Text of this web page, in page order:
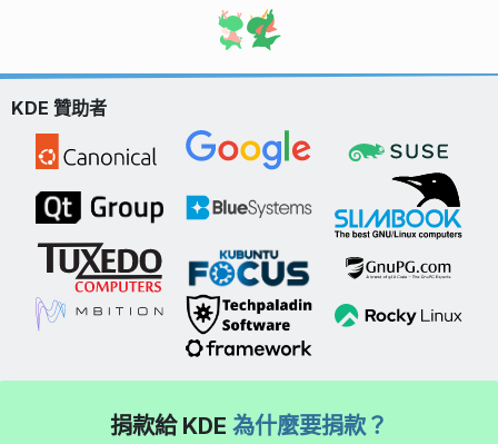
KDE 贊助者
捐款給 KDE 為什麼要捐款？